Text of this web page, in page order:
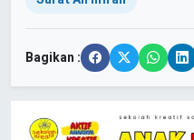
Bagikan :